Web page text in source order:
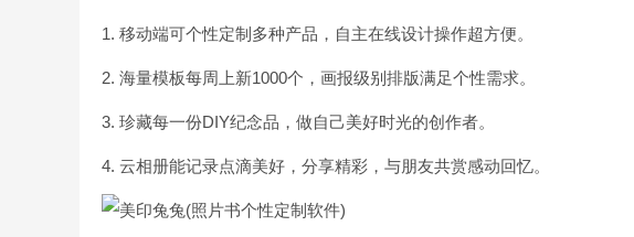
1. 移动端可个性定制多种产品，自主在线设计操作超方便。
2. 海量模板每周上新1000个，画报级别排版满足个性需求。
3. 珍藏每一份DIY纪念品，做自己美好时光的创作者。
4. 云相册能记录点滴美好，分享精彩，与朋友共赏感动回忆。